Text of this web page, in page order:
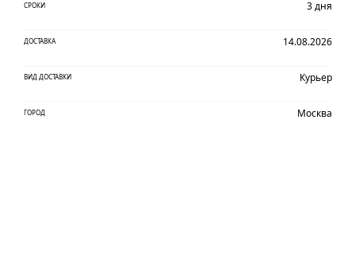
СРОКИ 3 дня
ДОСТАВКА 14.08.2026
ВИД ДОСТАВКИ Курьер
ГОРОД Москва